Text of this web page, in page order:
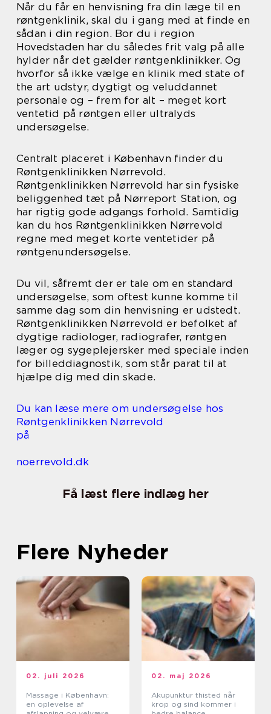
Når du får en henvisning fra din læge til en
røntgenklinik, skal du i gang med at finde en
sådan i din region. Bor du i region
Hovedstaden har du således frit valg på alle
hylder når det gælder røntgenklinikker. Og
hvorfor så ikke vælge en klinik med state of
the art udstyr, dygtigt og veluddannet
personale og – frem for alt – meget kort
ventetid på røntgen eller ultralyds
undersøgelse.
Centralt placeret i København finder du
Røntgenklinikken Nørrevold.
Røntgenklinikken Nørrevold har sin fysiske
beliggenhed tæt på Nørreport Station, og
har rigtig gode adgangs forhold. Samtidig
kan du hos Røntgenklinikken Nørrevold
regne med meget korte ventetider på
røntgenundersøgelse.
Du vil, såfremt der er tale om en standard
undersøgelse, som oftest kunne komme til
samme dag som din henvisning er udstedt.
Røntgenklinikken Nørrevold er befolket af
dygtige radiologer, radiografer, røntgen
læger og sygeplejersker med speciale inden
for billeddiagnostik, som står parat til at
hjælpe dig med din skade.
Du kan læse mere om undersøgelse hos
Røntgenklinikken Nørrevold
på
noerrevold.dk
Få læst flere indlæg her
Flere Nyheder
02. juli 2026
Massage i København:
en oplevelse af
02. maj 2026
Akupunktur thisted når
krop og sind kommer i